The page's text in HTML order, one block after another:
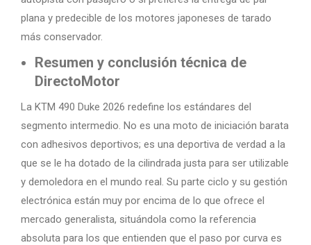
plana y predecible de los motores japoneses de tarado
más conservador.
Resumen y conclusión técnica de
DirectoMotor
La KTM 490 Duke 2026 redefine los estándares del
segmento intermedio. No es una moto de iniciación barata
con adhesivos deportivos; es una deportiva de verdad a la
que se le ha dotado de la cilindrada justa para ser utilizable
y demoledora en el mundo real. Su parte ciclo y su gestión
electrónica están muy por encima de lo que ofrece el
mercado generalista, situándola como la referencia
absoluta para los que entienden que el paso por curva es